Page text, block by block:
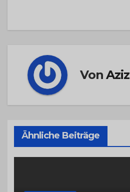
VonAziz
Ähnliche Beiträge